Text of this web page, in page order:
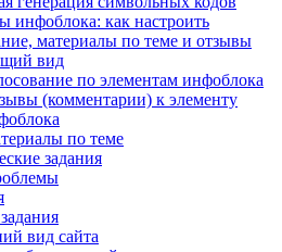
инфоблока: как настроить
материалы по теме и отзывы
вид
по элементам инфоблока
(комментарии) к элементу
по теме
задания
вид сайта